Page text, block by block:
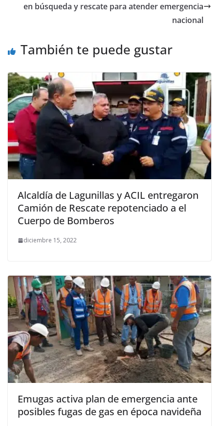
en búsqueda y rescate para atender emergencia
nacional
También te puede gustar
Alcaldía de Lagunillas y ACIL entregaron
Camión de Rescate repotenciado a el
Cuerpo de Bomberos
diciembre 15, 2022
Emugas activa plan de emergencia ante
posibles fugas de gas en época navideña